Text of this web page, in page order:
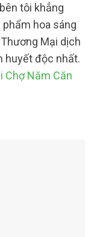
tôi khẳng
hoa sáng
Mại dịch
huyết độc nhất.
Chợ Năm Căn